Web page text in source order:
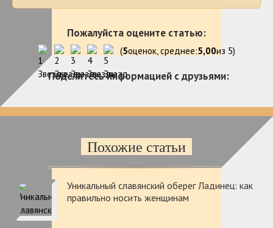
Пожалуйста оцените статью:
(5оценок, среднее:5,00из 5)
Поделитесь информацией с друзьями:
Похожие статьи
Уникальный славянский оберег Ладинец: как
правильно носить женщинам